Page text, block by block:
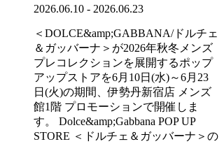
2026.06.10 - 2026.06.23
＜DOLCE&amp;GABBANA/ドルチェ
＆ガッバーナ＞が2026年秋冬メンズ
プレコレクションを展開するポップ
アップストアを6月10日(水)～6月23
日(火)の期間、伊勢丹新宿店 メンズ
館1階 プロモーションで開催しま
す。 Dolce&amp;Gabbana POP UP
STORE ＜ドルチェ＆ガッバーナ＞の